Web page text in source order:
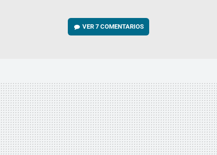
VER7 COMENTARIOS